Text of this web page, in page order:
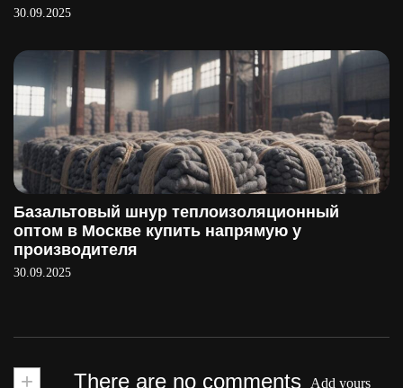
30.09.2025
Базальтовый шнур теплоизоляционный
оптом в Москве купить напрямую у
производителя
30.09.2025
+ There are no comments Add yours